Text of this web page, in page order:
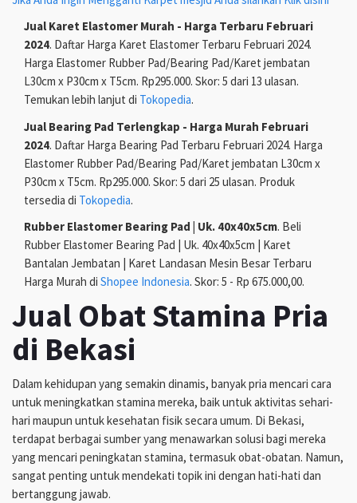
Jual Karet Elastomer Murah - Harga Terbaru Februari
2024. Daftar Harga Karet Elastomer Terbaru Februari 2024.
Harga Elastomer Rubber Pad/Bearing Pad/Karet jembatan
L30cm x P30cm x T5cm. Rp295.000. Skor: 5 dari 13 ulasan.
Temukan lebih lanjut di Tokopedia.
Jual Bearing Pad Terlengkap - Harga Murah Februari
2024. Daftar Harga Bearing Pad Terbaru Februari 2024. Harga
Elastomer Rubber Pad/Bearing Pad/Karet jembatan L30cm x
P30cm x T5cm. Rp295.000. Skor: 5 dari 25 ulasan. Produk
tersedia di Tokopedia.
Rubber Elastomer Bearing Pad | Uk. 40x40x5cm. Beli
Rubber Elastomer Bearing Pad | Uk. 40x40x5cm | Karet
Bantalan Jembatan | Karet Landasan Mesin Besar Terbaru
Harga Murah di Shopee Indonesia. Skor: 5 - Rp 675.000,00.
Jual Obat Stamina Pria
di Bekasi
Dalam kehidupan yang semakin dinamis, banyak pria mencari cara
untuk meningkatkan stamina mereka, baik untuk aktivitas sehari-
hari maupun untuk kesehatan fisik secara umum. Di Bekasi,
terdapat berbagai sumber yang menawarkan solusi bagi mereka
yang mencari peningkatan stamina, termasuk obat-obatan. Namun,
sangat penting untuk mendekati topik ini dengan hati-hati dan
bertanggung jawab.